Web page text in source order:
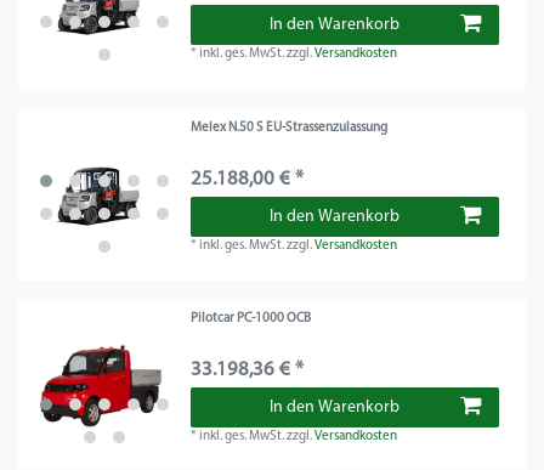
In den Warenkorb
*inkl. ges. MwSt.zzgl.Versandkosten
Melex N.50 S EU-Strassenzulassung
25.188,00 € *
In den Warenkorb
*inkl. ges. MwSt.zzgl.Versandkosten
Pilotcar PC-1000 OCB
33.198,36 € *
In den Warenkorb
*inkl. ges. MwSt.zzgl.Versandkosten